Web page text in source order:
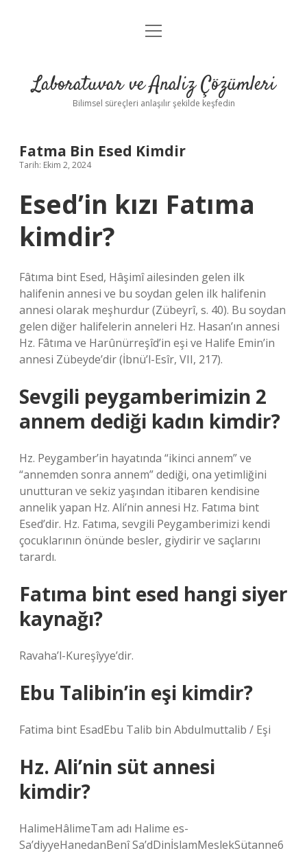
Anasayfa
Yasal Uyarı
menüyü
Laboratuvar ve Analiz Çözümleri
Bilimsel süreçleri anlaşılır şekilde keşfedin
Fatma Bin Esed Kimdir
Tarih: Ekim 2, 2024
Esed’in kızı Fatıma
kimdir?
Fâtıma bint Esed, Hâşimî ailesinden gelen ilk
halifenin annesi ve bu soydan gelen ilk halifenin
annesi olarak meşhurdur (Zübeyrî, s. 40). Bu soydan
gelen diğer halifelerin anneleri Hz. Hasan’ın annesi
Hz. Fâtıma ve Harûnürreşîd’in eşi ve Halife Emin’in
annesi Zübeyde’dir (İbnü’l-Esîr, VII, 217).
Sevgili peygamberimizin 2
annem dediği kadın kimdir?
Hz. Peygamber’in hayatında “ikinci annem” ve
“annemden sonra annem” dediği, ona yetimliğini
unutturan ve sekiz yaşından itibaren kendisine
annelik yapan Hz. Ali’nin annesi Hz. Fatıma bint
Esed’dir. Hz. Fatıma, sevgili Peygamberimizi kendi
çocuklarının önünde besler, giydirir ve saçlarını
tarardı.
Fatıma bint esed hangi siyer
kaynağı?
Ravaha’l-Kureşîyye’dir.
Ebu Talibin’in eşi kimdir?
Fatima bint EsadEbu Talib bin Abdulmuttalib / Eşi
Hz. Ali’nin süt annesi
kimdir?
HalimeHâlimeTam adı Halime es-
Sa’diyyeHanedanBenî Sa’dDinİslamMeslekSütanne6